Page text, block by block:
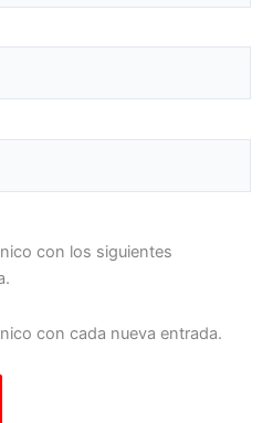
con los siguientes
con cada nueva entrada.